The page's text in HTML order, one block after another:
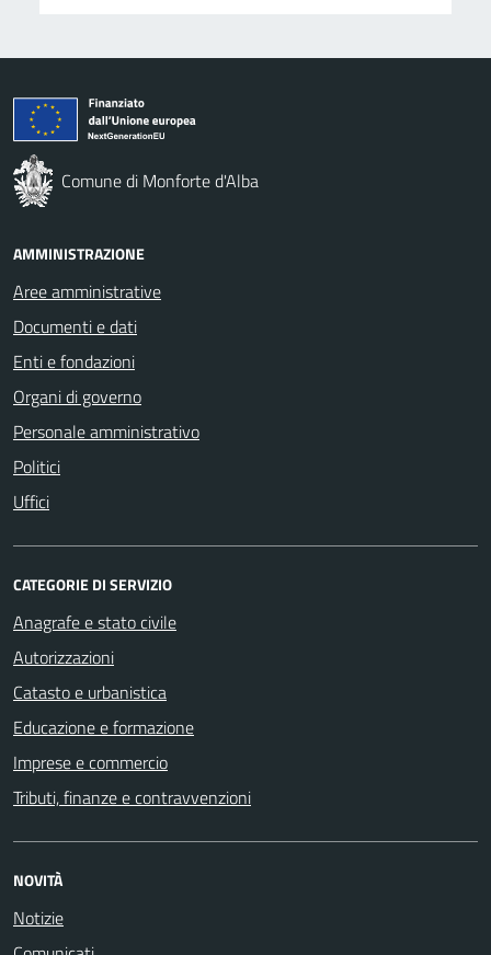
Comune di Monforte d'Alba
AMMINISTRAZIONE
Aree amministrative
Documenti e dati
Enti e fondazioni
Organi di governo
Personale amministrativo
Politici
Uffici
CATEGORIE DI SERVIZIO
Anagrafe e stato civile
Autorizzazioni
Catasto e urbanistica
Educazione e formazione
Imprese e commercio
Tributi, finanze e contravvenzioni
NOVITÀ
Notizie